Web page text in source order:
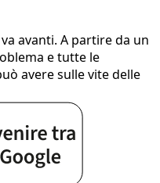
avanti. A partire da un
e tutte le
avere sulle vite delle